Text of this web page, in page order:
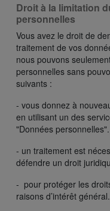
Droit à la limitation
personnelles
Vous avez le droit de
traitement de vos
nous pouvons
personnelles sans
suivants :
- vous donnez à
en utilisant un des
"Données personnelles".
- un traitement est
défendre un droit
- pour protéger les
raisons d’intérêt général.